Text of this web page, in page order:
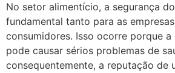
No setor alimentício, a segurança
fundamental tanto para as
consumidores. Isso ocorre porque a
pode causar sérios problemas de
consequentemente, a reputação de